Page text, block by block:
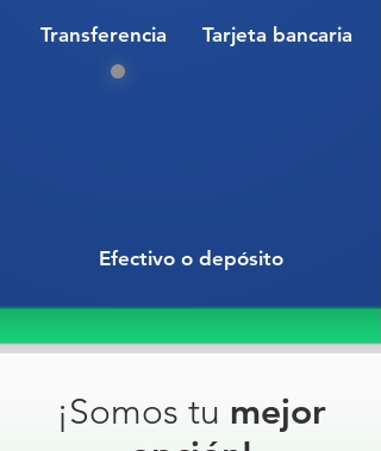
Transferencia Tarjeta bancaria
Efectivo o depósito
¡Somos tu mejor